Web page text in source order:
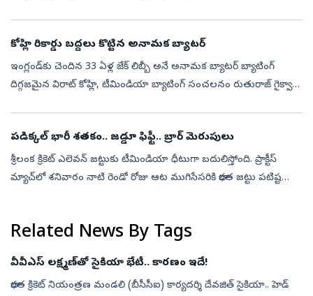
కోహ్లి రికార్డు బద్దలు కొట్టిన అనామక బ్యాటర్‌
ఇంగ్లండ్‌కు చెందిన 33 ఏళ్ల జేక్‌ లిబ్బీ అనే అనామక బ్యాటర్‌ బ్యాటింగ్‌
దిగ్గజమైన విరాట్‌ కోహ్లి, టీమిండియా బ్యాటింగ్‌ సంచలనం రుతురాజ్‌ గైక్వాడ్‌
పడిక్కల్‌ భారీ శతకం.. జడ్డూ ఫిఫ్టీ.. బ్రార్‌ మెరుపులు
శ్రీలంక క్రికెట్‌ ఎలెవన్‌ జట్టుకు టీమిండియా ధీటుగా బదులిస్తోంది. ప్రాక్టీస్‌
మ్యాచ్‌లో శనివారం నాటి రెండో రోజు ఆట ముగిసేసరికి భారత జట్టు పటిష్ట
Related News By Tags
వీవీఎస్‌ లక్ష్మణ్‌తో సైకియా భేటీ.. కారణం ఇదే!
భారత క్రికెట్‌ నియంత్రణ మండలి (బీసీసీఐ) కార్యదర్శి దేవజిత్‌ సైకియా.. హెడ్‌